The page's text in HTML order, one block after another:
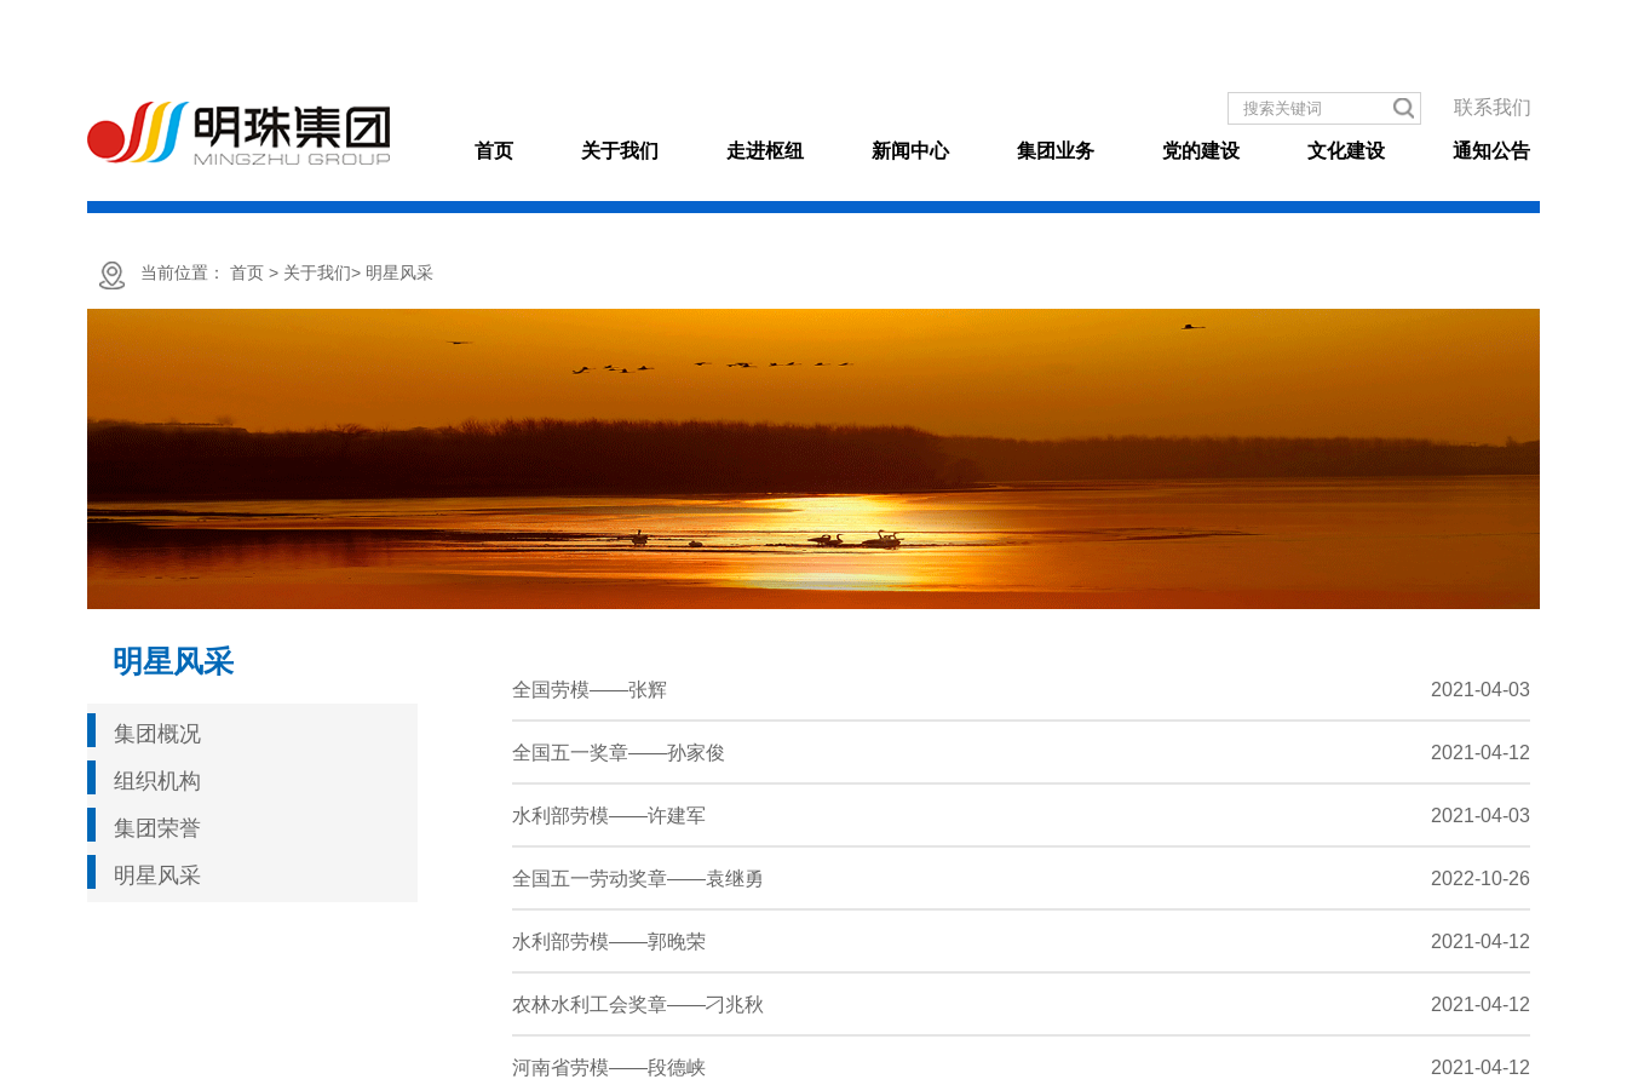
联系我们
首页 关于我们 走进枢纽 新闻中心 集团业务 党的建设 文化建设 通知公告
当前位置： 首页 > 关于我们> 明星风采
明星风采
集团概况
组织机构
集团荣誉
明星风采
全国劳模——张辉 2021-04-03
全国五一奖章——孙家俊 2021-04-12
水利部劳模——许建军 2021-04-03
全国五一劳动奖章——袁继勇 2022-10-26
水利部劳模——郭晚荣 2021-04-12
农林水利工会奖章——刁兆秋 2021-04-12
河南省劳模——段德峡 2021-04-12